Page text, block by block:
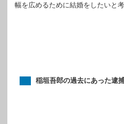
幅を広めるために結婚をしたいと
稲垣吾郎の過去にあった逮